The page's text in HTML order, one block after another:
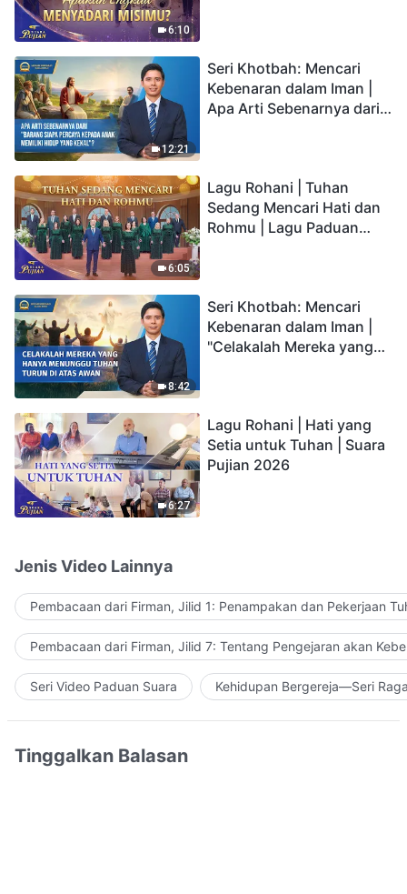
6:10
12:21
Seri Khotbah: Mencari
Kebenaran dalam Iman |
Apa Arti Sebenarnya dari
6:05
Lagu Rohani | Tuhan
Sedang Mencari Hati dan
Rohmu | Lagu Paduan
8:42
Seri Khotbah: Mencari
Kebenaran dalam Iman |
"Celakalah Mereka yang
6:27
Lagu Rohani | Hati yang
Setia untuk Tuhan | Suara
Pujian 2026
Jenis Video Lainnya
Pembacaan dari Firman, Jilid 1: Penampakan dan Pekerjaan
Pembacaan dari Firman, Jilid 7: Tentang Pengejaran akan
Seri Video Paduan Suara Kehidupan Bergereja—Seri
Tinggalkan Balasan